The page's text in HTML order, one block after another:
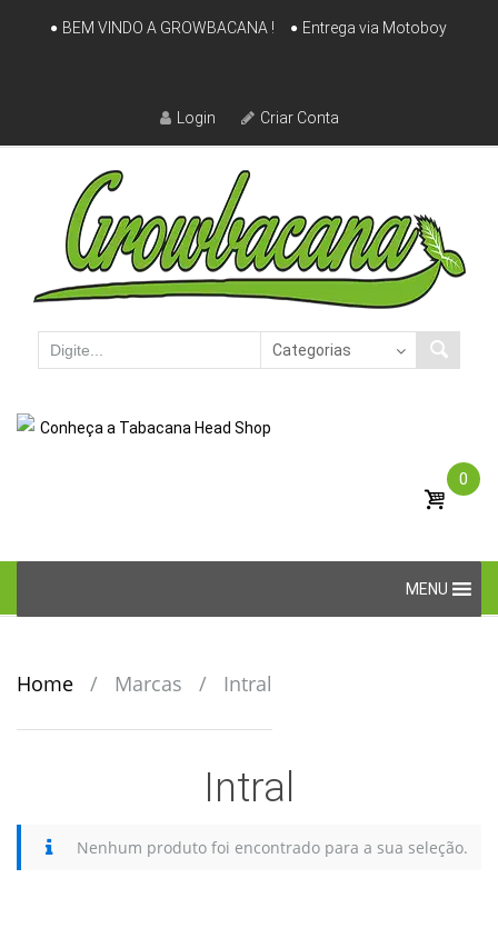
Skip
BEM VINDO A GROWBACANA ! Entrega via Motoboy
Login Criar Conta
Conheça a Tabacana Head Shop
0
content
MENU
Home / Marcas / Intral
Intral
Nenhum produto foi encontrado para a sua seleção.